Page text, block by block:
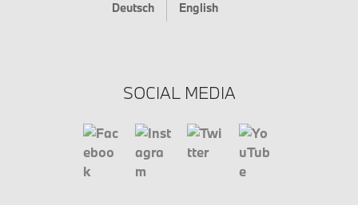
Deutsch English
SOCIAL MEDIA